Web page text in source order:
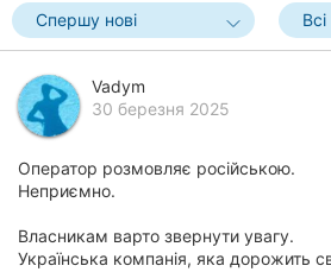
Суми
Івано-
Франківськ
Луцьк
Спершу нові
Vadym
30 березня 2025
Оператор розмовляє російською.
Неприємно.
Власникам варто звернути увагу.
Українська компанія, яка дорожить